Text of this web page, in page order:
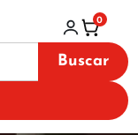
Buscar
0